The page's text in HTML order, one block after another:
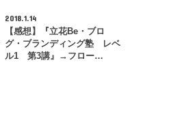
2018.1.14
【感想】『立花Be・ブロ
グ・ブランディング塾 レベ
ル1 第3講』→フロー…